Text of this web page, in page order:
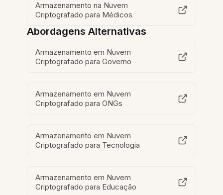
Armazenamento na Nuvem
Criptografado para Médicos
Abordagens Alternativas
Armazenamento em Nuvem
Criptografado para Governo
Armazenamento em Nuvem
Criptografado para ONGs
Armazenamento em Nuvem
Criptografado para Tecnologia
Armazenamento em Nuvem
Criptografado para Educação